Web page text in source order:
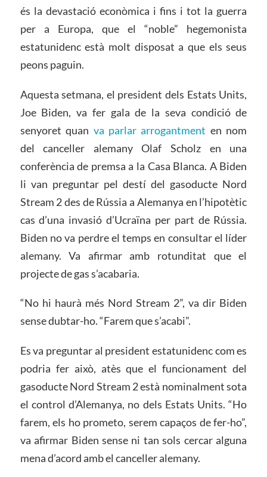
és la devastació econòmica i fins i tot la guerra
per a Europa, que el “noble” hegemonista
estatunidenc està molt disposat a que els seus
peons paguin.
Aquesta setmana, el president dels Estats Units,
Joe Biden, va fer gala de la seva condició de
senyoret quan va parlar arrogantment en nom
del canceller alemany Olaf Scholz en una
conferència de premsa a la Casa Blanca. A Biden
li van preguntar pel destí del gasoducte Nord
Stream 2 des de Rússia a Alemanya en l’hipotètic
cas d’una invasió d’Ucraïna per part de Rússia.
Biden no va perdre el temps en consultar el líder
alemany. Va afirmar amb rotunditat que el
projecte de gas s’acabaria.
“No hi haurà més Nord Stream 2”, va dir Biden
sense dubtar-ho. “Farem que s’acabi”.
Es va preguntar al president estatunidenc com es
podria fer això, atès que el funcionament del
gasoducte Nord Stream 2 està nominalment sota
el control d’Alemanya, no dels Estats Units. “Ho
farem, els ho prometo, serem capaços de fer-ho”,
va afirmar Biden sense ni tan sols cercar alguna
mena d’acord amb el canceller alemany.